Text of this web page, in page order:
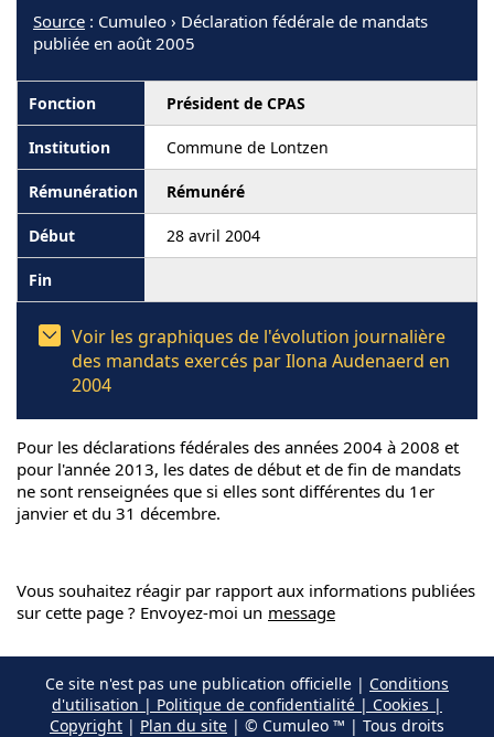
Source : Cumuleo › Déclaration fédérale de mandats
publiée en août 2005
Président de CPAS
Commune de Lontzen
Rémunéré
28 avril 2004
Voir les graphiques de l'évolution journalière
des mandats exercés par Ilona Audenaerd en
2004
Pour les déclarations fédérales des années 2004 à 2008 et
pour l'année 2013, les dates de début et de fin de mandats
ne sont renseignées que si elles sont différentes du 1er
janvier et du 31 décembre.
Vous souhaitez réagir par rapport aux informations publiées
sur cette page ? Envoyez-moi un message
Ce site n'est pas une publication officielle | Conditions
d'utilisation | Politique de confidentialité | Cookies |
Copyright | Plan du site | © Cumuleo ™ | Tous droits